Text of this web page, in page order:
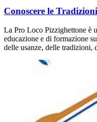
Conoscere le
La Pro Loco Pizzighettone è
educazione e di formazione
delle usanze, delle tradizioni,